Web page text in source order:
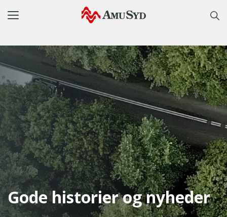
Toggle
Gode historier og nyheder